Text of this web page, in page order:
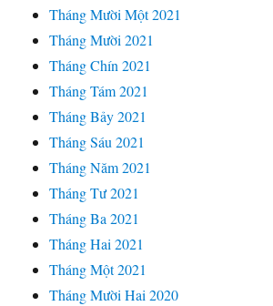
Tháng Mười Một 2021
Tháng Mười 2021
Tháng Chín 2021
Tháng Tám 2021
Tháng Bảy 2021
Tháng Sáu 2021
Tháng Năm 2021
Tháng Tư 2021
Tháng Ba 2021
Tháng Hai 2021
Tháng Một 2021
Tháng Mười Hai 2020